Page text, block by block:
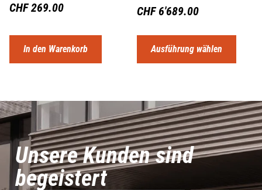
CHF269.00
In den Warenkorb
CHF6'689.00
Ausführung wählen
Unsere Kunden sind
begeistert